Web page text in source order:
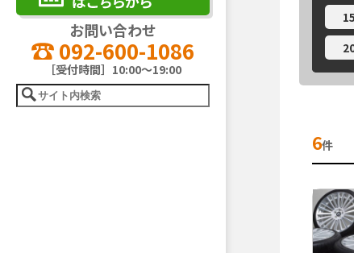
お問い合わせ
092-600-1086
［受付時間］10:00～19:00
6件